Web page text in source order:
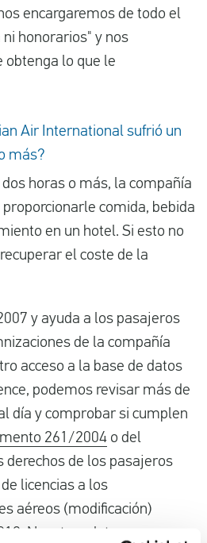
encargaremos de todo el
honorarios" y nos
obtenga lo que le
Air International sufrió un
más?
horas o más, la compañía
comida, bebida
en un hotel. Si esto no
el coste de la
y ayuda a los pasajeros
de la compañía
acceso a la base de datos
podemos revisar más de
día y comprobar si cumplen
261/2004 o del
derechos de los pasajeros
licencias a los
aéreos (modificación)
Nuestros datos,